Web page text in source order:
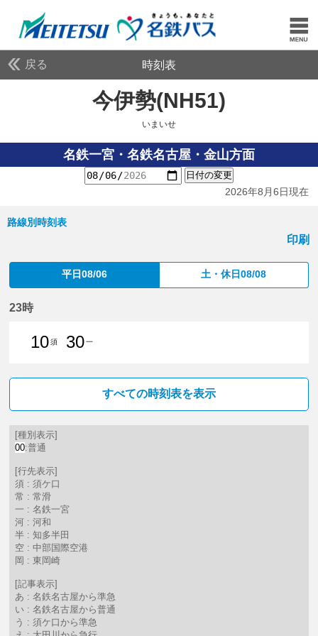
戻る 時刻表
今伊勢(NH51)
いまいせ
名鉄一宮・名鉄名古屋・金山方面
日付の変更
2026年8月6日現在
路線別時刻表
印刷
平日08/06 土・休日08/08
23時
10須
30一
すべての時刻表を表示
[種別表示]
00:普通
[行先表示]
須 : 須ケ口
常 : 常滑
一 : 名鉄一宮
河 : 河和
半 : 知多半田
空 : 中部国際空港
岡 : 東岡崎
[記事表示]
あ : 名鉄名古屋から準急
い : 名鉄名古屋から普通
う : 須ケ口から準急